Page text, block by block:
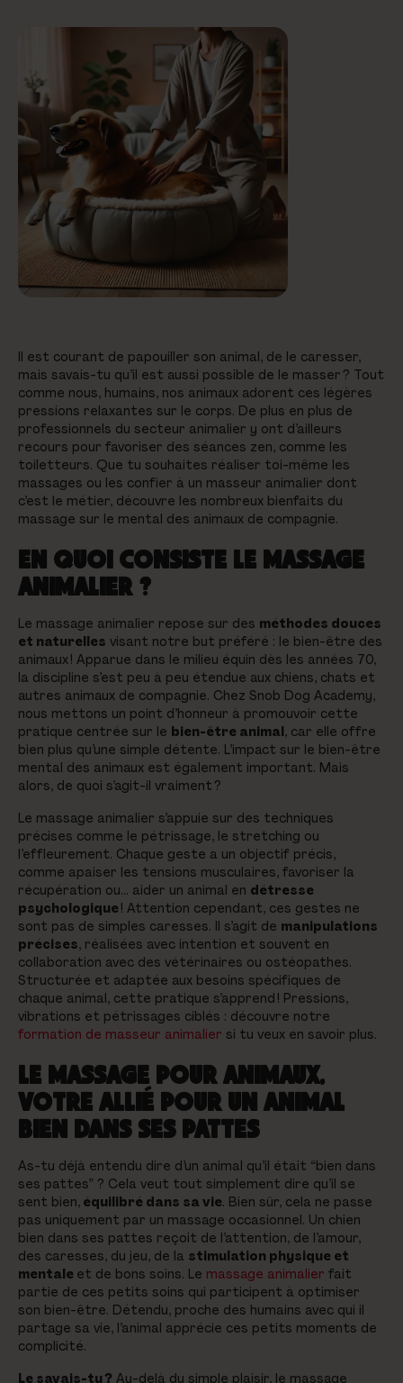
Il est courant de papouiller son animal, de le caresser,
mais savais-tu qu’il est aussi possible de le masser ? Tout
comme nous, humains, nos animaux adorent ces légères
pressions relaxantes sur le corps. De plus en plus de
professionnels du secteur animalier y ont d’ailleurs
recours pour favoriser des séances zen, comme les
toiletteurs. Que tu souhaites réaliser toi-même les
massages ou les confier à un masseur animalier dont
c’est le métier, découvre les nombreux bienfaits du
massage sur le mental des animaux de compagnie.
EN QUOI CONSISTE LE MASSAGE
ANIMALIER ?
Le massage animalier repose sur des méthodes douces
et naturelles visant notre but préféré : le bien-être des
animaux ! Apparue dans le milieu équin dès les années 70,
la discipline s’est peu à peu étendue aux chiens, chats et
autres animaux de compagnie. Chez Snob Dog Academy,
nous mettons un point d’honneur à promouvoir cette
pratique centrée sur le bien-être animal, car elle offre
bien plus qu’une simple détente. L’impact sur le bien-être
mental des animaux est également important. Mais
alors, de quoi s’agit-il vraiment ?
Le massage animalier s’appuie sur des techniques
précises comme le pétrissage, le stretching ou
l’effleurement. Chaque geste a un objectif précis,
comme apaiser les tensions musculaires, favoriser la
récupération ou… aider un animal en détresse
psychologique! Attention cependant, ces gestes ne
sont pas de simples caresses. Il s’agit de manipulations
précises, réalisées avec intention et souvent en
collaboration avec des vétérinaires ou ostéopathes.
Structurée et adaptée aux besoins spécifiques de
chaque animal, cette pratique s’apprend ! Pressions,
vibrations et pétrissages ciblés : découvre notre
formation de masseur animalier si tu veux en savoir plus.
LE MASSAGE POUR ANIMAUX,
VOTRE ALLIÉ POUR UN ANIMAL
BIEN DANS SES PATTES
As-tu déjà entendu dire d’un animal qu’il était “bien dans
ses pattes” ? Cela veut tout simplement dire qu’il se
sent bien, équilibré dans sa vie. Bien sûr, cela ne passe
pas uniquement par un massage occasionnel. Un chien
bien dans ses pattes reçoit de l’attention, de l’amour,
des caresses, du jeu, de la stimulation physique et
mentale et de bons soins. Le massage animalier fait
partie de ces petits soins qui participent à optimiser
son bien-être. Détendu, proche des humains avec qui il
partage sa vie, l’animal apprécie ces petits moments de
complicité.
Le savais-tu ? Au-delà du simple plaisir, le massage